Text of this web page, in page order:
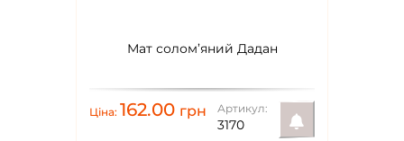
Мат солом’яний Дадан
Ціна: 162.00 грн Артикул:
3170